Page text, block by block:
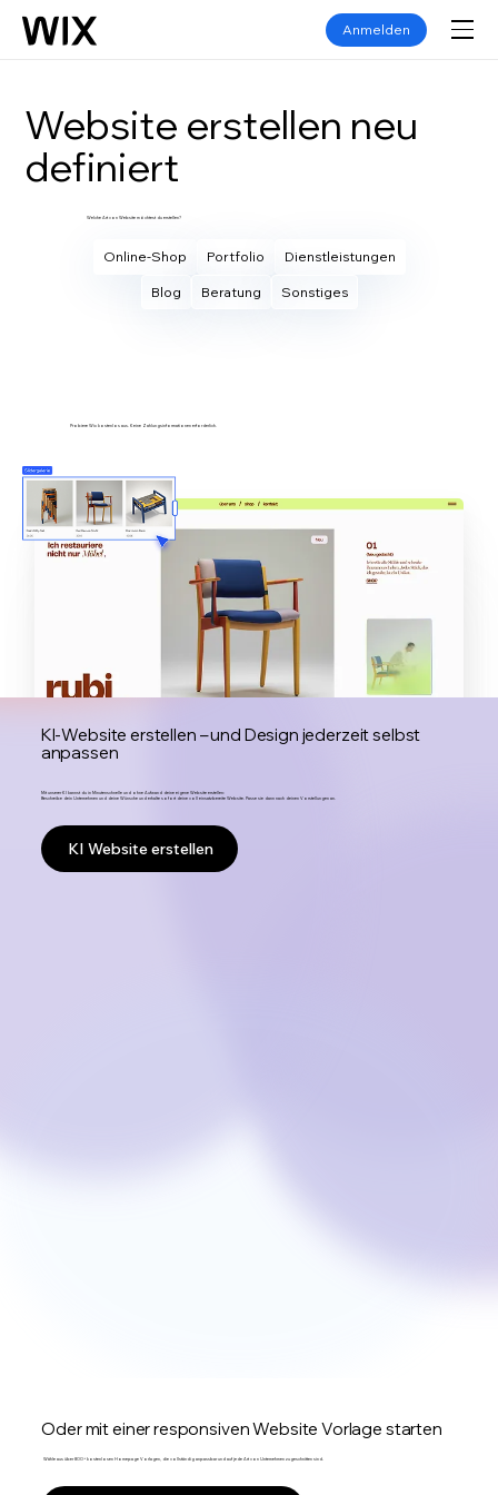
Anmelden
Website erstellen neu
definiert
Welche Art von Website möchtest du erstellen?
Online-Shop Portfolio Dienstleistungen
Blog Beratung Sonstiges
Probiere Wix kostenlos aus. Keine Zahlungsinformationen erforderlich.
KI-Website erstellen – und Design jederzeit selbst
anpassen
Mit unserer KI kannst du in Minutenschnelle und ohne Aufwand deine eigene Website erstellen:
Beschreibe dein Unternehmen und deine Wünsche und erhalte sofort deine voll einsatzbereite Website. Passe sie dann nach deinen Vorstellungen an.
KI Website erstellen
Oder mit einer responsiven Website Vorlage starten
Wähle aus über 800+ kostenlosen Homepage Vorlagen, die vollständig anpassbar und auf jede Art von Unternehmen zugeschnitten sind.